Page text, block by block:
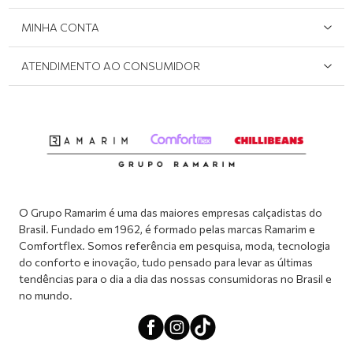
Área do Lojista
Políticas de Privacidade
MINHA CONTA
Meus pedidos
ATENDIMENTO AO CONSUMIDOR
Atendimento via WhatsApp: (51) 2160-0740
O Grupo Ramarim é uma das maiores empresas calçadistas do
Brasil. Fundado em 1962, é formado pelas marcas Ramarim e
Comfortflex. Somos referência em pesquisa, moda, tecnologia
do conforto e inovação, tudo pensado para levar as últimas
tendências para o dia a dia das nossas consumidoras no Brasil e
no mundo.